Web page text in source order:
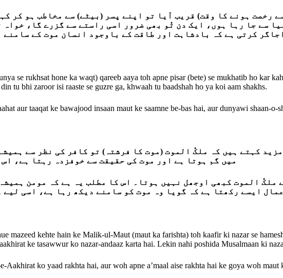
رخصت ہونے کا وقت) قریب آیا تو اپنے پسر (بیٹے) سے مخاطب ہو کر
سے جا رہا ہوں، ایک دن تُو بھی ضرور اسی راستے سے گزرے گا،
کرتی ہے کہ بادشاہت اور طاقت کے باوجود انسان موت کے
se rukhsat hone ka waqt) qareeb aaya toh apne pisar (bete) se mukhatib ho kar
tu bhi zaroor isi raaste se guzre ga, khwaah tu baadshah ho ya koi aam shakhs.
aur taaqat ke bawajood insaan maut ke saamne be-bas hai, aur dunyawi shaan-o-
کہتے ہیں کہ ملکُ الموت (موت کا فرشتہ) تو کافر کی نظر سے
الموت کبھی اوجھل نہیں ہوتا۔ اس کا مطلب یہ ہے کہ مومن
ایسے رکھتا ہے کہ گویا وہ موت کو سامنے دیکھ رہا ہے، اسی لیے
mazeed kehte hain ke Malik-ul-Maut (maut ka farishta) toh kaafir ki nazar se
ke tasawwur ko nazar-andaaz karta hai. Lekin nahi poshida Musalmaan ki
Aakhirat ko yaad rakhta hai, aur woh apne a’maal aise rakhta hai ke goya woh